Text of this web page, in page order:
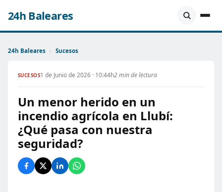
24h Baleares
24h Baleares › Sucesos
SUCESOS1 de Junio de 2026 · 10:44h2 min de lectura
Un menor herido en un
incendio agrícola en Llubí:
¿Qué pasa con nuestra
seguridad?